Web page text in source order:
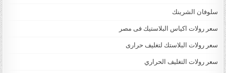
سلوفان الشرينك
سعر رولات اكياس البلاستيك فى مصر
سعر رولات البلاستك لتغليف حرارى
سعر رولات التغليف الحراري